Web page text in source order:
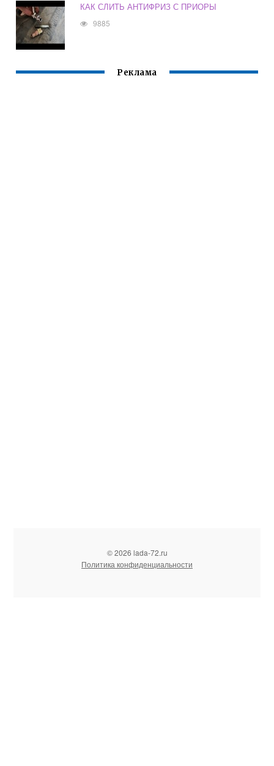
КАК СЛИТЬ АНТИФРИЗ С ПРИОРЫ
9885
Реклама
© 2026 lada-72.ru
Политика конфиденциальности